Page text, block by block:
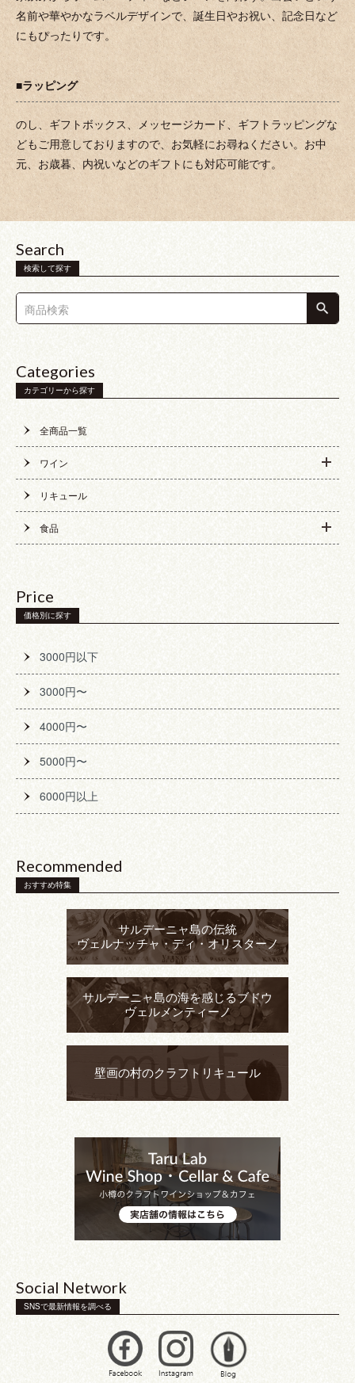
名前や華やかなラベルデザインで、誕生日やお祝い、記念日など
にもぴったりです。
■ラッピング
のし、ギフトボックス、メッセージカード、ギフトラッピングな
どもご用意しておりますので、お気軽にお尋ねください。お中
元、お歳暮、内祝いなどのギフトにも対応可能です。
Search
検索して探す
Categories
カテゴリーから探す
全商品一覧
ワイン
リキュール
食品
Price
価格別に探す
3000円以下
3000円〜
4000円〜
5000円〜
6000円以上
Recommended
おすすめ特集
サルデーニャ島の伝統
ヴェルナッチャ・ディ・オリスターノ
サルデーニャ島の海を感じるブドウ
ヴェルメンティーノ
壁画の村のクラフトリキュール
Social Network
SNSで最新情報を調べる